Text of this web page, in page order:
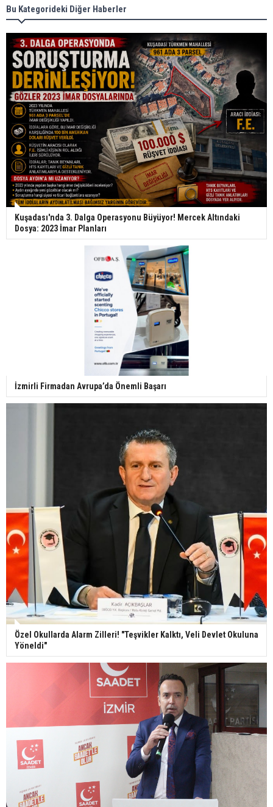
Bu Kategorideki Diğer Haberler
Kuşadası'nda 3. Dalga Operasyonu Büyüyor! Mercek Altındaki
Dosya: 2023 İmar Planları
İzmirli Firmadan Avrupa’da Önemli Başarı
Özel Okullarda Alarm Zilleri! "Teşvikler Kalktı, Veli Devlet Okuluna
Yöneldi"